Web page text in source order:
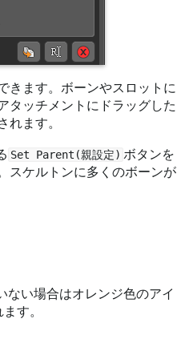
きます。ボーンやスロットに
タッチメントにドラッグした
れます。
Set Parent(親設定) ボタンを
スケルトンに多くのボーンが
ない場合はオレンジ色のアイ
す。